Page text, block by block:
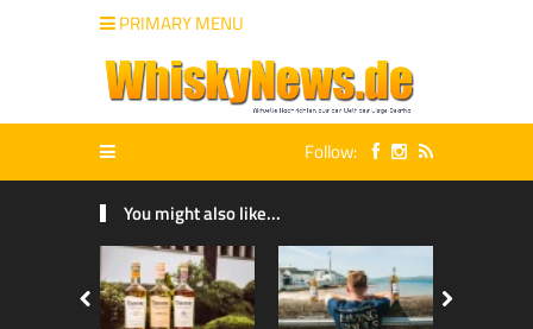
PRIMARY MENU
Follow:
You might also like...